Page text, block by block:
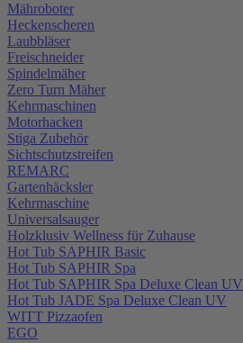
Mähroboter
Heckenscheren
Laubbläser
Freischneider
Spindelmäher
Zero Turn Mäher
Kehrmaschinen
Motorhacken
Stiga Zubehör
Sichtschutzstreifen
REMARC
Gartenhäcksler
Kehrmaschine
Universalsauger
Holzklusiv Wellness für Zuhause
Hot Tub SAPHIR Basic
Hot Tub SAPHIR Spa
Hot Tub SAPHIR Spa Deluxe Clean UV
Hot Tub JADE Spa Deluxe Clean UV
WITT Pizzaofen
EGO